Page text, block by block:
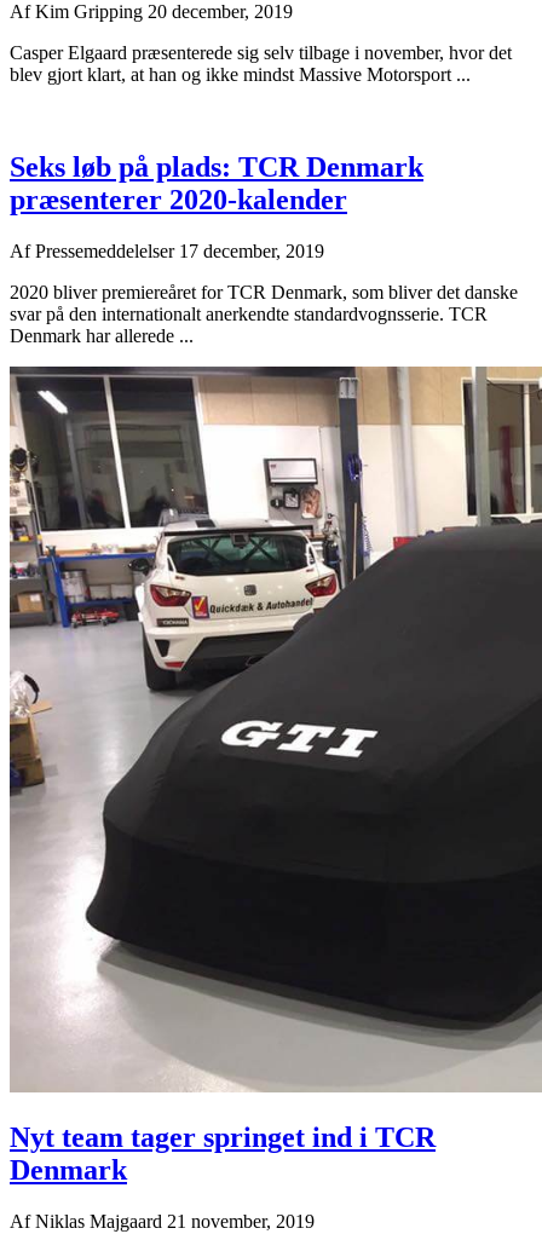
AfKim Gripping 20 december, 2019
Casper Elgaard præsenterede sig selv tilbage i november, hvor det
blev gjort klart, at han og ikke mindst Massive Motorsport ...
Seks løb på plads: TCR Denmark
præsenterer 2020-kalender
AfPressemeddelelser 17 december, 2019
2020 bliver premiereåret for TCR Denmark, som bliver det danske
svar på den internationalt anerkendte standardvognsserie. TCR
Denmark har allerede ...
Nyt team tager springet ind i TCR
Denmark
AfNiklas Majgaard 21 november, 2019